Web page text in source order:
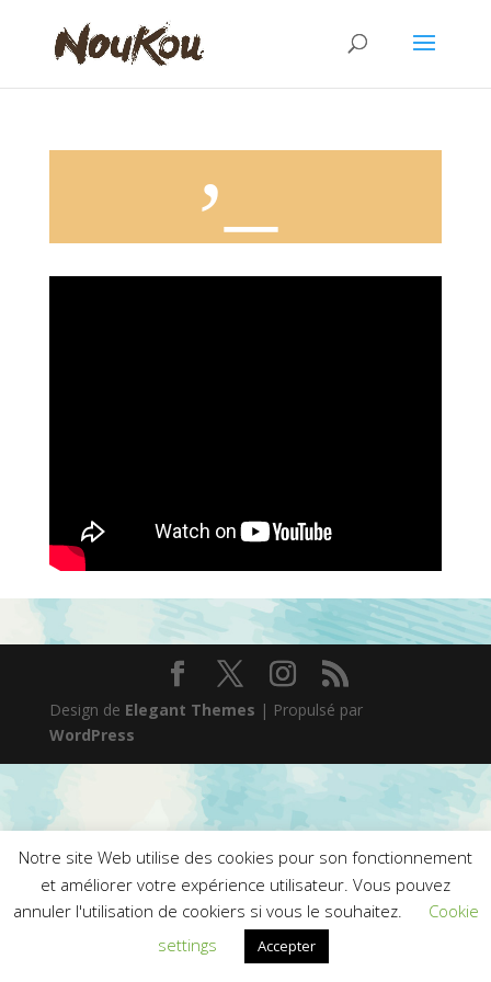
Discours d’un enfant de la rue à la fin du défilé de mode – Aout 2014
Design de Elegant Themes | Propulsé par
WordPress
Notre site Web utilise des cookies pour son fonctionnement
et améliorer votre expérience utilisateur. Vous pouvez
annuler l'utilisation de cookiers si vous le souhaitez.
Cookie
settings
Accepter